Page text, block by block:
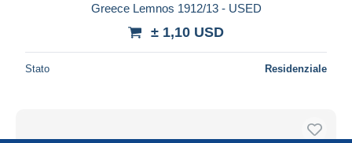
Greece Lemnos 1912/13 - USED
± 1,10 USD
Stato Residenziale